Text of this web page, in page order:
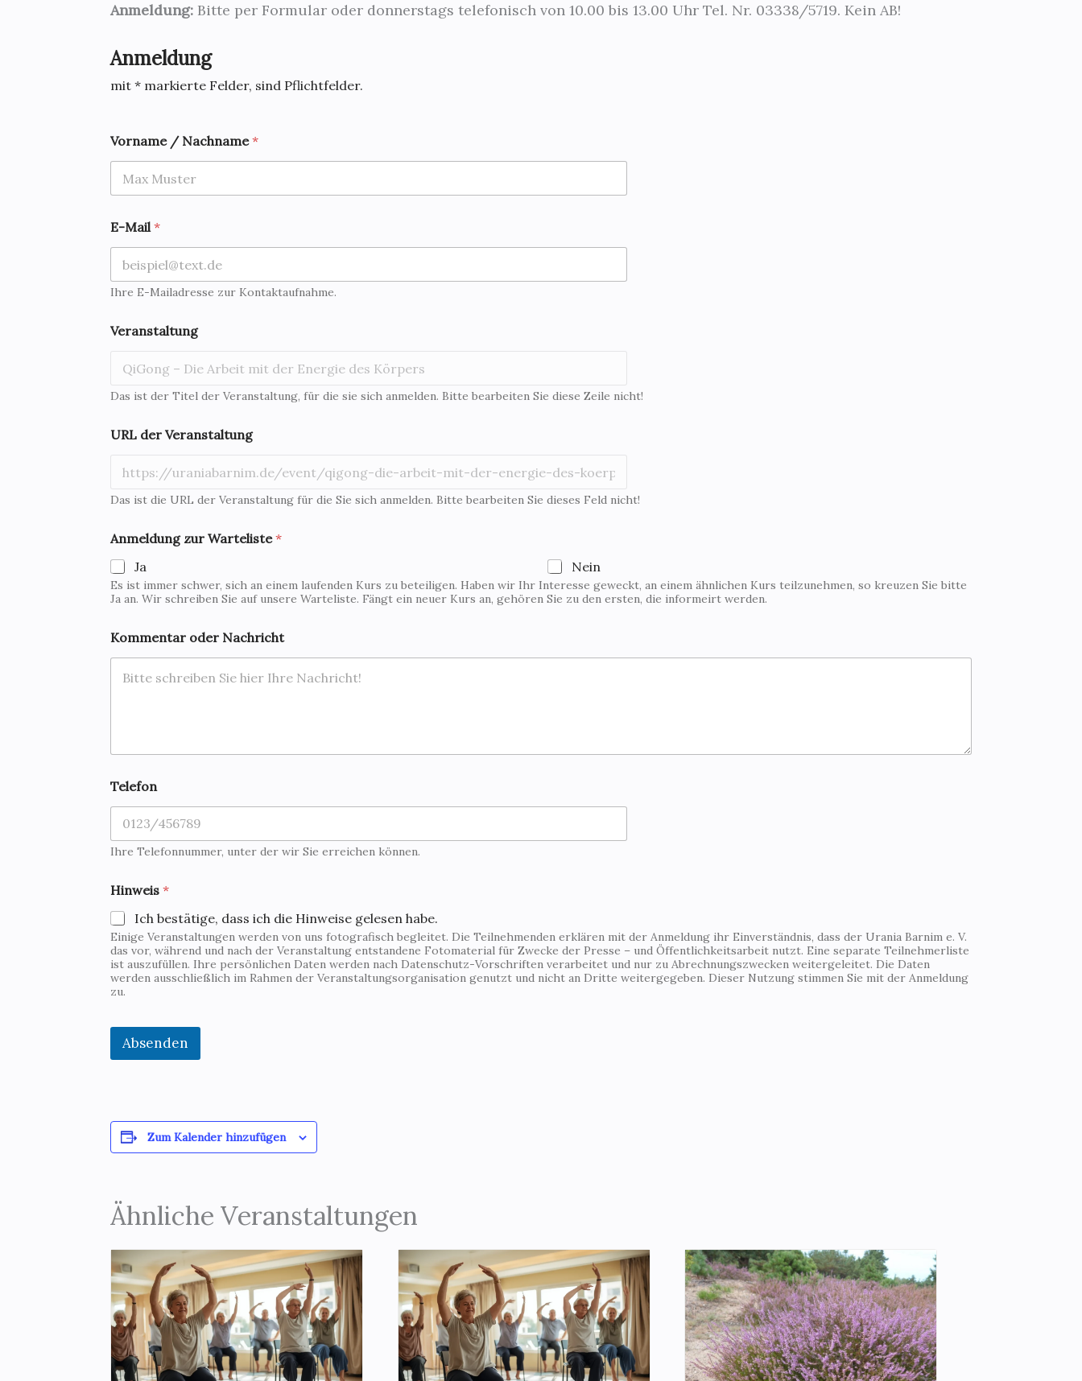
Anmeldung: Bitte per Formular oder donnerstags telefonisch von 10.00 bis 13.00 Uhr Tel. Nr. 03338/5719. Kein AB!
Anmeldung
mit * markierte Felder, sind Pflichtfelder.
Vorname / Nachname*
E-Mail*
Ihre E-Mailadresse zur Kontaktaufnahme.
Veranstaltung
Das ist der Titel der Veranstaltung, für die sie sich anmelden. Bitte bearbeiten Sie diese Zeile nicht!
URL der Veranstaltung
Das ist die URL der Veranstaltung für die Sie sich anmelden. Bitte bearbeiten Sie dieses Feld nicht!
Anmeldung zur Warteliste*
Ja
Nein
Es ist immer schwer, sich an einem laufenden Kurs zu beteiligen. Haben wir Ihr Interesse geweckt, an einem ähnlichen Kurs teilzunehmen, so kreuzen Sie bitte
Ja an. Wir schreiben Sie auf unsere Warteliste. Fängt ein neuer Kurs an, gehören Sie zu den ersten, die informeirt werden.
e
r
s
Kommentar oder Nachricht
Telefon
Ihre Telefonnummer, unter der wir Sie erreichen können.
Hinweis *
Ich bestätige, dass ich die Hinweise gelesen habe.
Einige Veranstaltungen werden von uns fotografisch begleitet. Die Teilnehmenden erklären mit der Anmeldung ihr Einverständnis, dass der Urania Barnim e. V.
das vor, während und nach der Veranstaltung entstandene Fotomaterial für Zwecke der Presse – und Öffentlichkeitsarbeit nutzt. Eine separate Teilnehmerliste
ist auszufüllen. Ihre persönlichen Daten werden nach Datenschutz-Vorschriften verarbeitet und nur zu Abrechnungszwecken weitergeleitet. Die Daten
werden ausschließlich im Rahmen der Veranstaltungsorganisation genutzt und nicht an Dritte weitergegeben. Dieser Nutzung stimmen Sie mit der Anmeldung
zu.
Absenden
Zum Kalender hinzufügen
Ähnliche Veranstaltungen